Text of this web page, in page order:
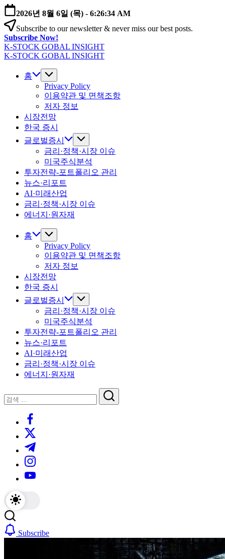
본
문
으
로
건
너
2026년 8월 6일 (목) - 6:26:35 AM
Subscribe to our newsletter & never miss our best posts.
Subscribe Now!
K-STOCK GOBAL INSIGHT
글
K-STOCK GOBAL INSIGHT
홈
Privacy Policy
이용약관 및 면책조항
저자 정보
시장전망
한국 증시
글로벌증시
금리·정책·시장 이슈
미국주식분석
투자전략-포트폴리오 관리
뉴스·리포트
AI·미래산업
금리·정책·시장 이슈
에너지·원자재
홈
Privacy Policy
이용약관 및 면책조항
저자 정보
시장전망
한국 증시
글로벌증시
금리·정책·시장 이슈
미국주식분석
투자전략-포트폴리오 관리
뉴스·리포트
AI·미래산업
금리·정책·시장 이슈
에너지·원자재
닫
기
검
검
https://www.facebook.com/
https://twitter.com/
https://t.me/
https://www.instagram.com/
https://youtube.com/
Subscribe